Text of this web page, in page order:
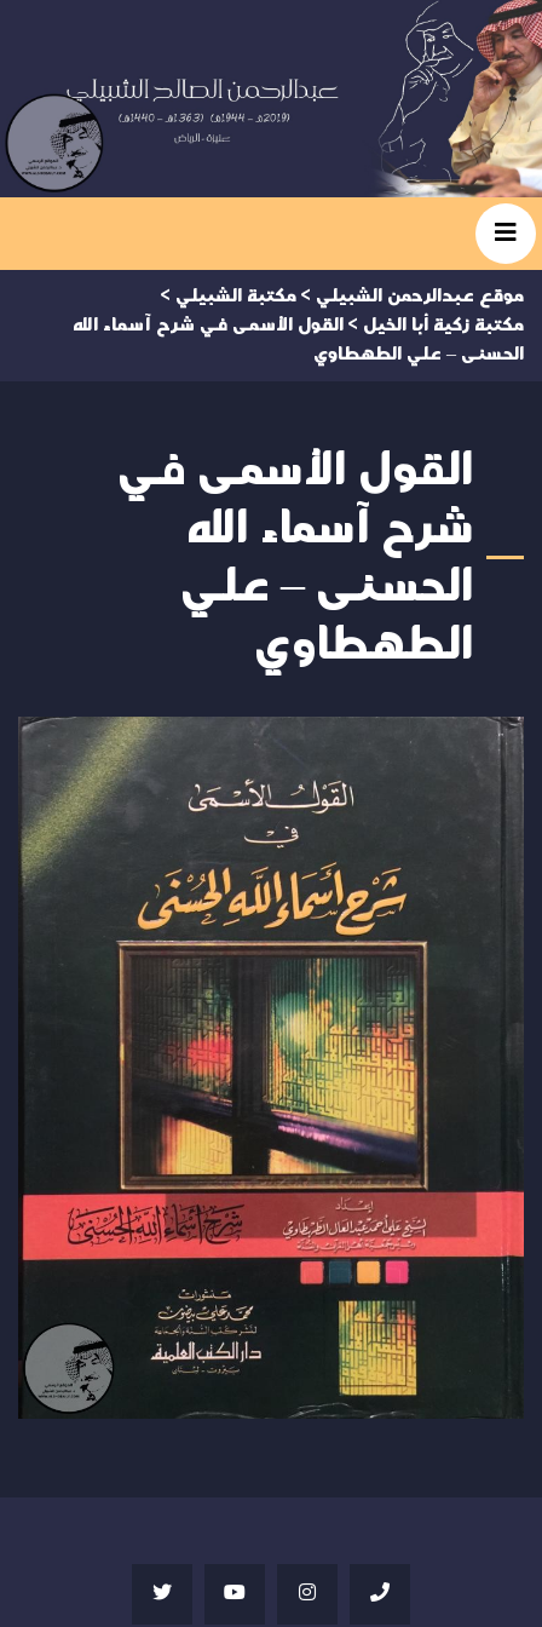
موقع عبدالرحمن الشبيلي > مكتبة الشبيلي >
مكتبة زكية أبا الخيل > القول الأسمى في شرح آسماء الله
الحسنى – علي الطهطاوي
القول الأسمى في
شرح آسماء الله
الحسنى – علي
الطهطاوي